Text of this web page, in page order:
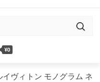
¥0
イヴィトン モノグラム ネ